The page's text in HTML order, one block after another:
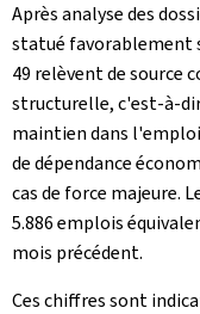
Après analyse des
statué favorablement
49 relèvent de source
structurelle, c'est-à-
maintien dans
de dépendance
cas de force majeure.
5.886 emplois
mois précédent.
Ces chiffres sont